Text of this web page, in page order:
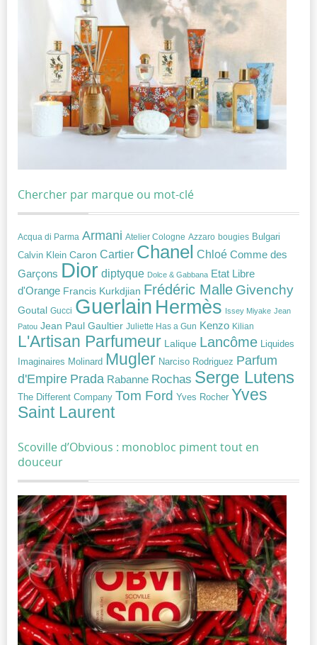
Chercher par marque ou mot-clé
Acqua di Parma Armani Atelier Cologne Azzaro bougies Bulgari
Calvin Klein Caron Cartier Chanel Chloé Comme des
Garçons Dior diptyque Dolce & Gabbana Etat Libre
d'Orange Francis Kurkdjian Frédéric Malle Givenchy
Goutal Gucci Guerlain Hermès Issey Miyake Jean
Patou Jean Paul Gaultier Juliette Has a Gun Kenzo Kilian
L'Artisan Parfumeur Lalique Lancôme Liquides
Imaginaires Molinard Mugler Narciso Rodriguez Parfum
d'Empire Prada Rabanne Rochas Serge Lutens
The Different Company Tom Ford Yves Rocher Yves
Saint Laurent
Scoville d’Obvious : monobloc piment tout en
douceur